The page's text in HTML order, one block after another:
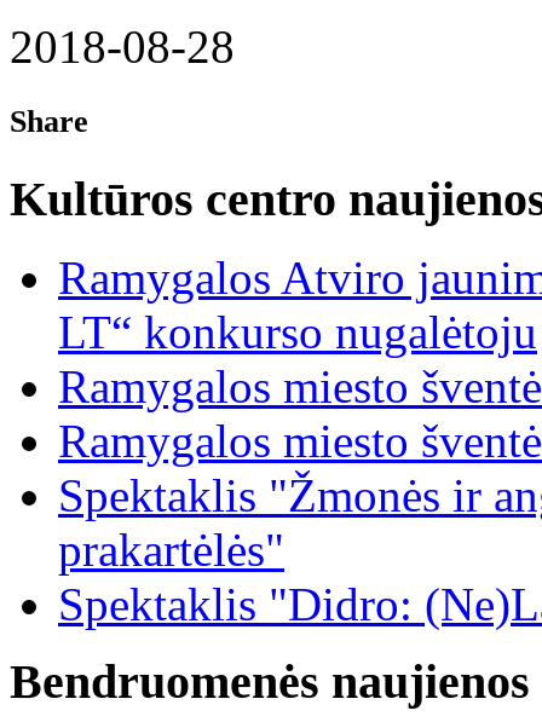
2018-08-28
Share
Kultūros centro
Ramygalos Atviro
LT“ konkurso nugalėtoju
Ramygalos miesto šventė
Ramygalos miesto šventė
Spektaklis "Žmonės ir
prakartėlės"
Spektaklis "Didro:
Bendruomenės naujienos